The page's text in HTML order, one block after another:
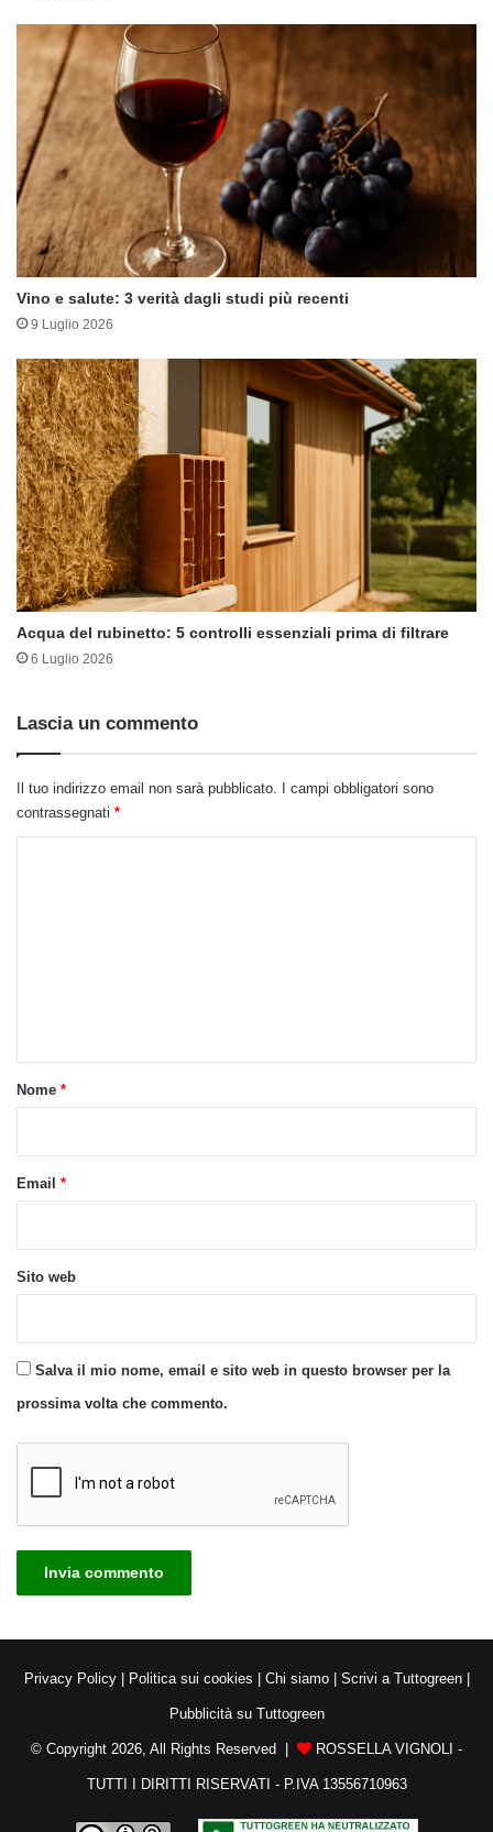
Vino e salute: 3 verità dagli studi più recenti
9 Luglio 2026
Acqua del rubinetto: 5 controlli essenziali prima di filtrare
6 Luglio 2026
Lascia un commento
Il tuo indirizzo email non sarà pubblicato.
I campi obbligatori sono
contrassegnati *
oNome *
Email *
Sito web
Salva il mio nome, email e sito web in questo browser per la
prossima volta che commento.
Privacy Policy| Politica sui cookies Chi siamo| Scrivi a Tuttogreen|
Pubblicità su Tuttogreen
© Copyright 2026, All Rights Reserved | ROSSELLA VIGNOLI -
TUTTI I DIRITTI RISERVATI - P.IVA 13556710963